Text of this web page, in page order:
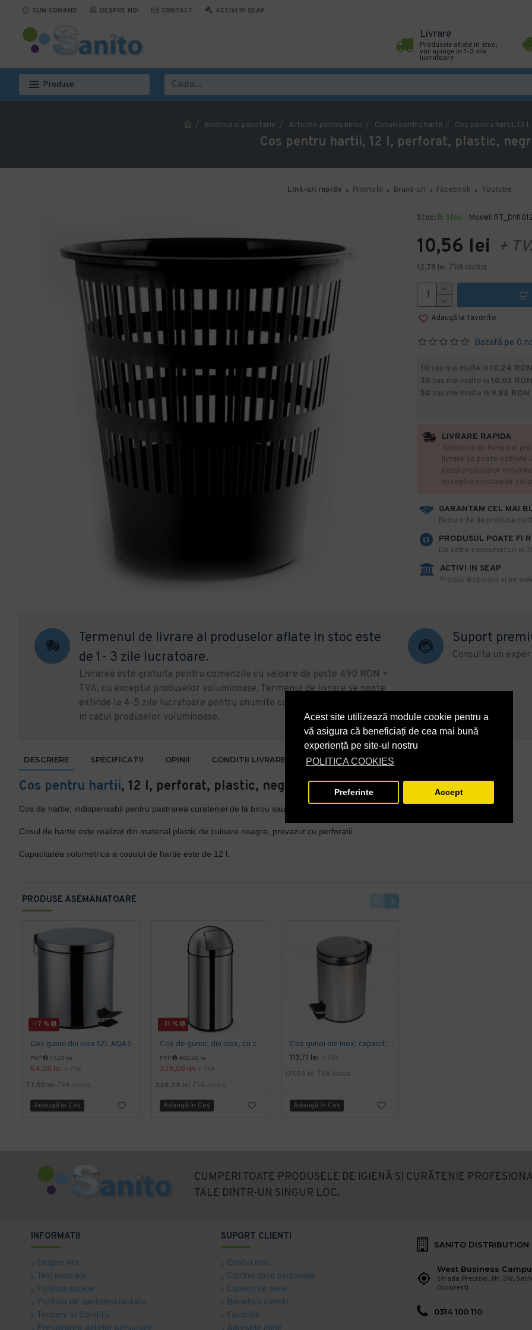
Acest site utilizează module cookie pentru a
vă asigura că beneficiați de cea mai bună
experiență pe site-ul nostru
POLITICA COOKIES
Preferinte Accept
CUM COMAND DESPRE NOI CONTACT ACTIVI IN SEAP
Livrare
Produsele aflate in stoc,
vor ajunge in 1-3 zile
lucratoare
Produse
Birotica si papetarie Articole pentru birou Cosuri pentru hartii Cos pentru hartii, 12
Cos pentru hartii, 12 l, perforat, plastic,
Link-uri rapide Promotii Brand-uri Facebook Youtube
Stoc: În Stoc Model:
Bazată pe 0
10,56 lei +
12,78 lei TVA inclus
Adaugă la favorite
10 sau mai multe la 10,24
30 sau mai multe la 10,03
50 sau mai multe la 9,82
GARANTAM CEL MAI
​Bucura-te de produse
PRODUSUL POATE FI
De catre consumatori in
ACTIVI IN SEAP
Produs disponibil si pe
LIVRARE RAPIDA
Termenul de livrare al
livrare se poate extinde
cazul produselor
exceptia produselor
Termenul de livrare al produselor aflate in stoc este
de 1- 3 zile lucratoare.
Livrarea este gratuita pentru comenzile cu valoare de peste 490 RON +
TVA, cu exceptia produselor voluminoase. Termenul de livrare se poate
extinde la 4-5 zile lucratoare pentru anumite categorii de produse sau
in cazul produselor voluminoase.
Suport
Consulta un
PRODUSE ASEMANATOARE
-17 %
Cos gunoi din inox 12L AQAS
PRP 77,20 lei
64,05 lei + TVA
77,50 lei TVA inclus
Adaugă în Coş
-31 %
Cos de gunoi, din inox, cu capac batant, Limpio, 50L
PRP 403,20 lei
278,00 lei + TVA
336,38 lei TVA inclus
Adaugă în Coş
Cos gunoi din inox, capacitate 30 l
113,71 lei + TVA
137,59 lei TVA inclus
Adaugă în Coş
DESCRIERE SPECIFICATII OPINII CONDITII LIVRARE
Cos pentru hartii, 12 l, perforat, plastic, negru
Cos de hartie, indispensabil pentru pastrarea curateniei de la birou sau de acasa.
Cosul de hartie este realizat din material plastic de culoare neagra, prevazut cu perforatii.
Capacitatea volumetrica a cosului de hartie este de 12 l.
CUMPERI TOATE PRODUSELE DE IGIENĂ SI CURĂTENIE
TALE DINTR-UN SINGUR LOC.
INFORMATII
Despre noi
Testimoniale
Politica cookie
Politica de confidentialitate
Termeni si Conditii
SUPORT CLIENTI
Contul meu
Control date personale
Comenzile mele
Beneficii clienti
Favorite
SANITO DISTRIBUTION
West Business
Strada Preciziei, Nr, 3W,
Bucuresti
0314 100 110